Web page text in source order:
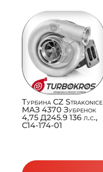
Турбина CZ Strakonice
МАЗ 4370 Зубренок
4,75 Д245.9 136 л.с.,
C14-174-01